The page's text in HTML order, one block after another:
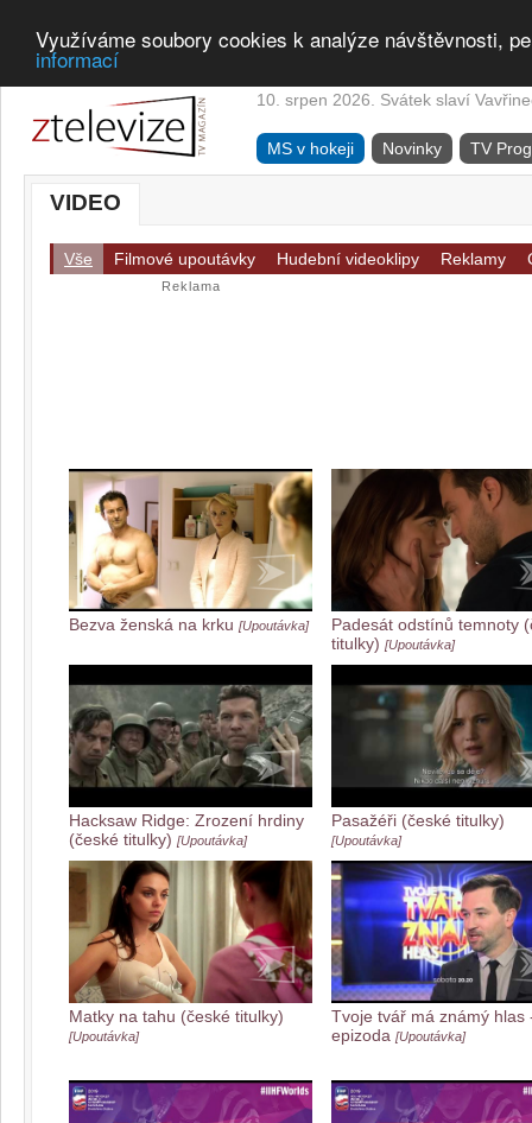
Využíváme soubory cookies k analýze návštěvnosti,
informací
10. srpen 2026. Svátek slaví
MS v hokeji Novinky TV
VIDEO
Vše Filmové upoutávky Hudební videoklipy Reklamy
Reklama
Bezva ženská na krku [Upoutávka]
Padesát odstínů temnoty
titulky) [Upoutávka]
Hacksaw Ridge: Zrození hrdiny
(české titulky) [Upoutávka]
Pasažéři (české titulky)
[Upoutávka]
Matky na tahu (české titulky)
[Upoutávka]
Tvoje tvář má známý hlas
epizoda [Upoutávka]